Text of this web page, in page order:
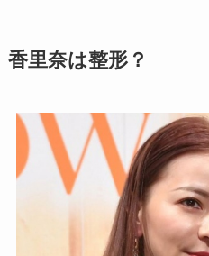
香里奈は整形？